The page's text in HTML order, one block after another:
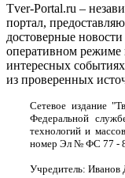
Tver-Portal.ru –
портал,
достоверные
оперативном режиме
интересных
из проверенных
Сетевое издание
Федеральной
технологий и
номер Эл № ФС 77 -
Учредитель: